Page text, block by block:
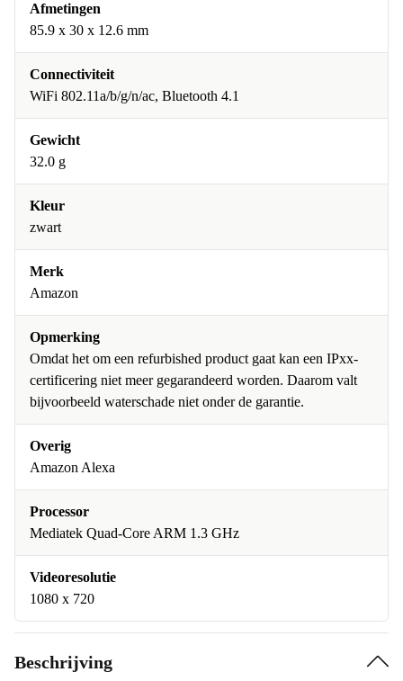
Afmetingen
85.9 x 30 x 12.6 mm
Connectiviteit
WiFi 802.11a/b/g/n/ac, Bluetooth 4.1
Gewicht
32.0 g
Kleur
zwart
Merk
Amazon
Opmerking
Omdat het om een refurbished product gaat kan een IPxx-
certificering niet meer gegarandeerd worden. Daarom valt
bijvoorbeeld waterschade niet onder de garantie.
Overig
Amazon Alexa
Processor
Mediatek Quad-Core ARM 1.3 GHz
Videoresolutie
1080 x 720
Beschrijving